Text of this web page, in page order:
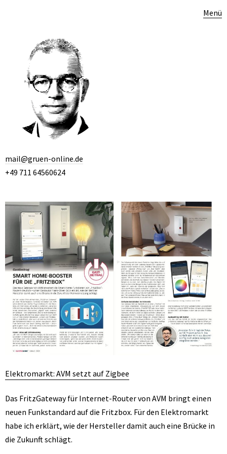
Menü
mail@gruen-online.de
+49 711 64560624
Elektromarkt: AVM setzt auf Zigbee
Das FritzGateway für Internet-Router von AVM bringt einen
neuen Funkstandard auf die Fritzbox. Für den Elektromarkt
habe ich erklärt, wie der Hersteller damit auch eine Brücke in
die Zukunft schlägt.